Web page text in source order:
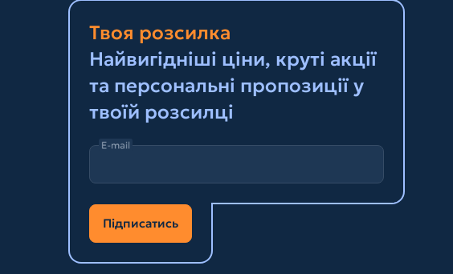
Твоя розсилка
Найвигідніші ціни, круті акції
та персональні пропозиції у
твоїй розсилці
E-mail
Підписатись